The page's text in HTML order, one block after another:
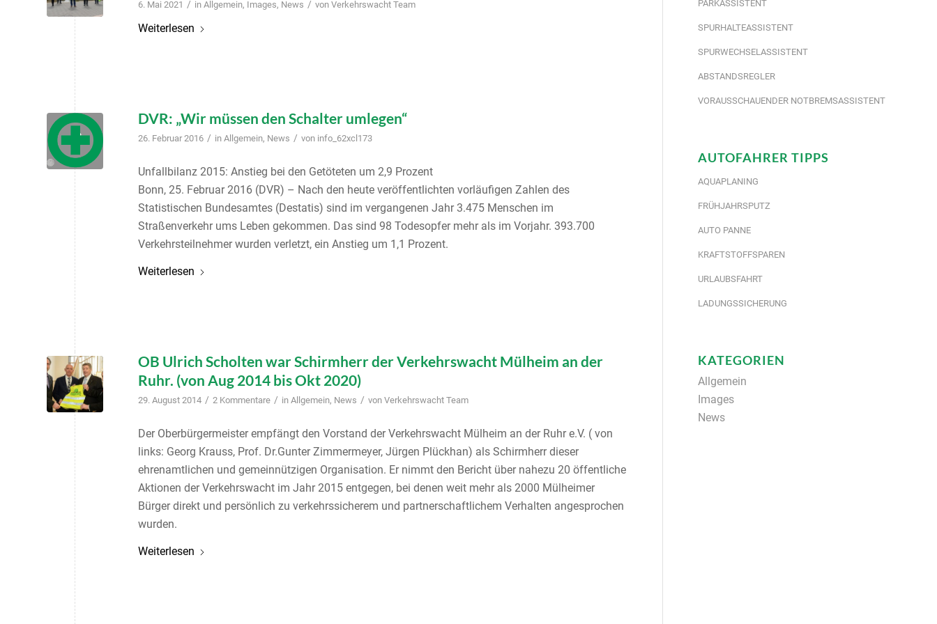
6. Mai 2021 / in Allgemein, Images, News / von Verkehrswacht Team
Weiterlesen
DVR: „Wir müssen den Schalter umlegen“
26. Februar 2016 / in Allgemein, News / von info_62xcl173
Unfallbilanz 2015: Anstieg bei den Getöteten um 2,9 Prozent
Bonn, 25. Februar 2016 (DVR) – Nach den heute veröffentlichten vorläufigen Zahlen des
Statistischen Bundesamtes (Destatis) sind im vergangenen Jahr 3.475 Menschen im
Straßenverkehr ums Leben gekommen. Das sind 98 Todesopfer mehr als im Vorjahr. 393.700
Verkehrsteilnehmer wurden verletzt, ein Anstieg um 1,1 Prozent.
Weiterlesen
OB Ulrich Scholten war Schirmherr der Verkehrswacht Mülheim an der
Ruhr. (von Aug 2014 bis Okt 2020)
29. August 2014 / 2 Kommentare / in Allgemein, News / von Verkehrswacht Team
Der Oberbürgermeister empfängt den Vorstand der Verkehrswacht Mülheim an der Ruhr e.V. ( von
links: Georg Krauss, Prof. Dr.Gunter Zimmermeyer, Jürgen Plückhan) als Schirmherr dieser
ehrenamtlichen und gemeinnützigen Organisation. Er nimmt den Bericht über nahezu 20 öffentliche
Aktionen der Verkehrswacht im Jahr 2015 entgegen, bei denen weit mehr als 2000 Mülheimer
Bürger direkt und persönlich zu verkehrssicherem und partnerschaftlichem Verhalten angesprochen
wurden.
Weiterlesen
PARKASSISTENT
SPURHALTEASSISTENT
SPURWECHSELASSISTENT
ABSTANDSREGLER
VORAUSSCHAUENDER NOTBREMSASSISTENT
AUTOFAHRER TIPPS
AQUAPLANING
FRÜHJAHRSPUTZ
AUTO PANNE
KRAFTSTOFFSPAREN
URLAUBSFAHRT
LADUNGSSICHERUNG
KATEGORIEN
Allgemein
Images
News